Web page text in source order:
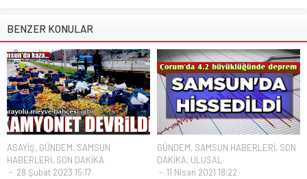
BENZER KONULAR
ASAYİŞ, GÜNDEM, SAMSUN
HABERLERİ, SON DAKİKA
28 Şubat 2023 15:17
GÜNDEM, SAMSUN HABERLERİ, SON
DAKİKA, ULUSAL
11 Nisan 2021 18:22